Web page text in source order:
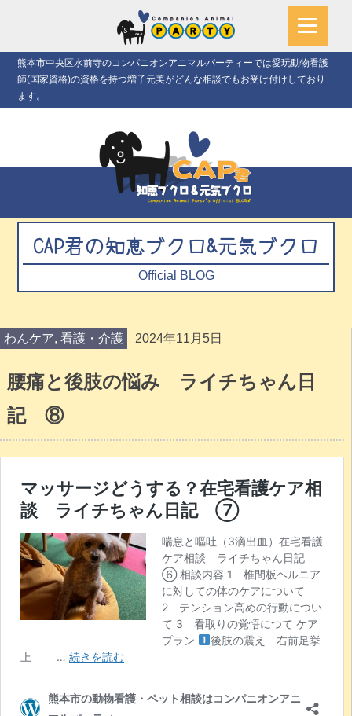
熊本市中央区水前寺のコンパニオンアニマルパーティーでは愛玩動物看護
師(国家資格)の資格を持つ増子元美がどんな相談でもお受け付けしており
ます。
CAP君の知恵ブクロ&元気ブクロ
Official BLOG
わんケア, 看護・介護 2024年11月5日
腰痛と後肢の悩み ライチちゃん日
記 ⑧